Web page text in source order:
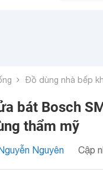
Đồ dùng nhà bếp
bát Bosch
thẩm mỹ
Nguyên Cập